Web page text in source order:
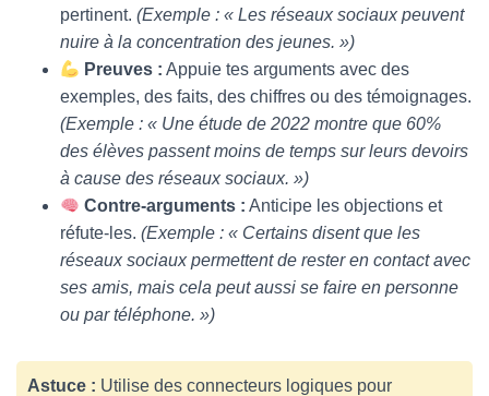
pertinent. (Exemple : « Les réseaux sociaux peuvent
nuire à la concentration des jeunes. »)
Preuves : Appuie tes arguments avec des
exemples, des faits, des chiffres ou des témoignages.
(Exemple : « Une étude de 2022 montre que 60%
des élèves passent moins de temps sur leurs devoirs
à cause des réseaux sociaux. »)
Contre-arguments : Anticipe les objections et
réfute-les. (Exemple : « Certains disent que les
réseaux sociaux permettent de rester en contact avec
ses amis, mais cela peut aussi se faire en personne
ou par téléphone. »)
Astuce : Utilise des connecteurs logiques pour